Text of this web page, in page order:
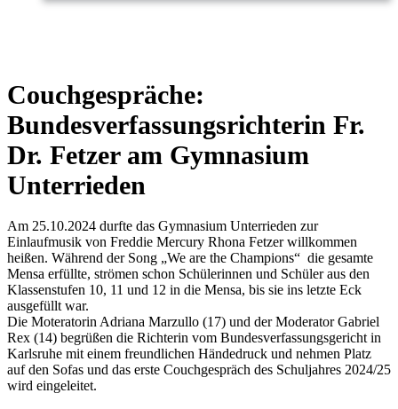
Couchgespräche:
Bundesverfassungsrichterin Fr.
Dr. Fetzer am Gymnasium
Unterrieden
Am 25.10.2024 durfte das Gymnasium Unterrieden zur
Einlaufmusik von Freddie Mercury Rhona Fetzer willkommen
heißen. Während der Song „We are the Champions“ die gesamte
Mensa erfüllte, strömen schon Schülerinnen und Schüler aus den
Klassenstufen 10, 11 und 12 in die Mensa, bis sie ins letzte Eck
ausgefüllt war.
Die Moteratorin Adriana Marzullo (17) und der Moderator Gabriel
Rex (14) begrüßen die Richterin vom Bundesverfassungsgericht in
Karlsruhe mit einem freundlichen Händedruck und nehmen Platz
auf den Sofas und das erste Couchgespräch des Schuljahres 2024/25
wird eingeleitet.